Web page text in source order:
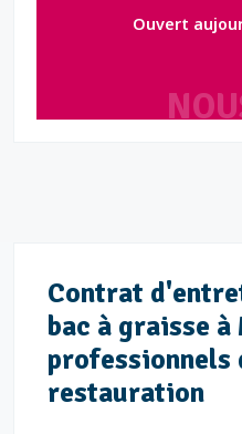
Ouvert
Contrat
bac à graisse à
professionnels
restauration